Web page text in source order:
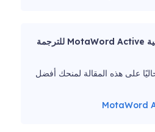
ترجمت هذه المقالة خاصية MotaWord Active للترجمة
على هذه المقالة لمنحك أفضل
MotaWord